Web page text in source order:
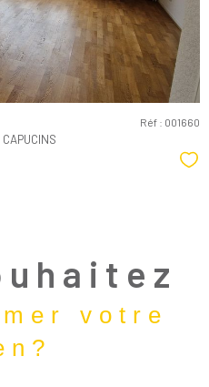
Réf : 001660
votre